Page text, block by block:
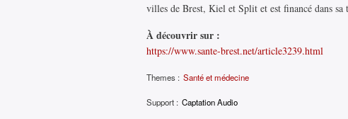
villes de Brest, Kiel et Split et est financé dans
À découvrir sur :
https://www.sante-brest.net/article3239.html
Themes : Santé et médecine
Support : Captation Audio